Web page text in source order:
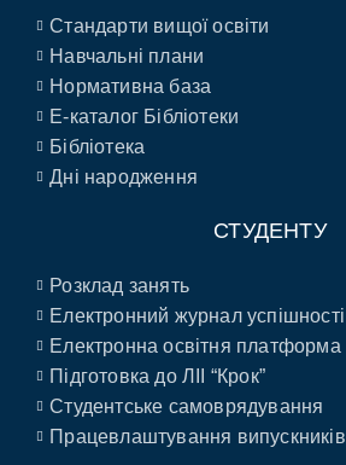
Стандарти вищої освіти
Навчальні плани
Нормативна база
E-каталог Бібліотеки
Бібліотека
Дні народження
СТУДЕНТУ
Розклад занять
Електронний журнал успішності
Електронна освітня платформа
Підготовка до ЛІІ “Крок”
Студентське самоврядування
Працевлаштування випускників